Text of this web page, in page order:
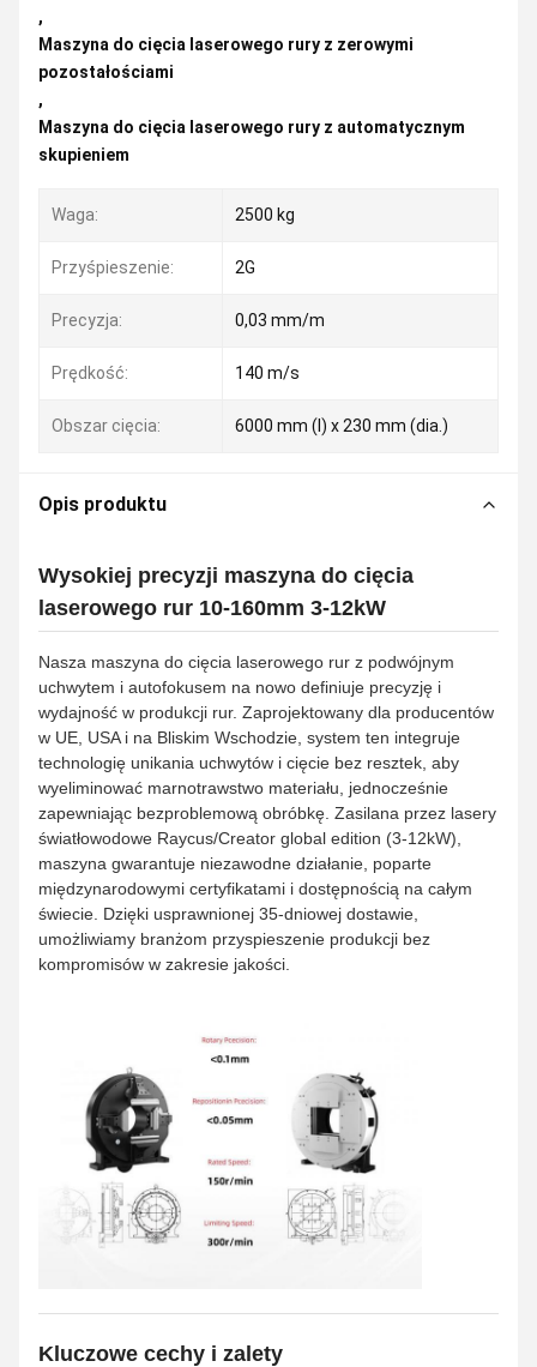
,
Maszyna do cięcia laserowego rury z zerowymi
pozostałościami
,
Maszyna do cięcia laserowego rury z automatycznym
skupieniem
Waga: 2500 kg
Przyśpieszenie: 2G
Precyzja: 0,03 mm/m
Prędkość: 140 m/s
Obszar cięcia: 6000 mm (l) x 230 mm (dia.)
Opis produktu
Wysokiej precyzji maszyna do cięcia
laserowego rur 10-160mm 3-12kW
Nasza maszyna do cięcia laserowego rur z podwójnym
uchwytem i autofokusem na nowo definiuje precyzję i
wydajność w produkcji rur. Zaprojektowany dla producentów
w UE, USA i na Bliskim Wschodzie, system ten integruje
technologię unikania uchwytów i cięcie bez resztek, aby
wyeliminować marnotrawstwo materiału, jednocześnie
zapewniając bezproblemową obróbkę. Zasilana przez lasery
światłowodowe Raycus/Creator global edition (3-12kW),
maszyna gwarantuje niezawodne działanie, poparte
międzynarodowymi certyfikatami i dostępnością na całym
świecie. Dzięki usprawnionej 35-dniowej dostawie,
umożliwiamy branżom przyspieszenie produkcji bez
kompromisów w zakresie jakości.
Kluczowe cechy i zalety